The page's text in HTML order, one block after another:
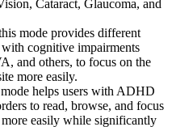
Cataract, Glaucoma, and
mode provides different
cognitive impairments
and others, to focus on the
more easily.
helps users with ADHD
to read, browse, and focus
easily while significantly